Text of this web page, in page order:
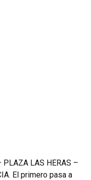
PLAZA LAS HERAS –
El primero pasa a